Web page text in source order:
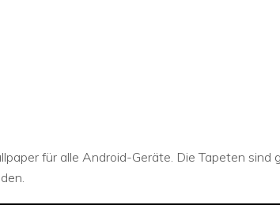
für alle Android-Geräte. Die Tapeten